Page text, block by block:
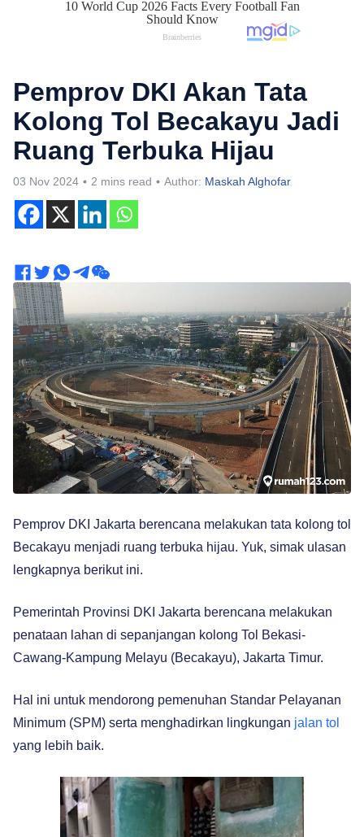
Pemprov DKI Akan Tata
Kolong Tol Becakayu Jadi
Ruang Terbuka Hijau
03 Nov 2024 2 mins read Author: Maskah Alghofar
Pemprov DKI Jakarta berencana melakukan tata kolong tol
Becakayu menjadi ruang terbuka hijau. Yuk, simak ulasan
lengkapnya berikut ini.
Pemerintah Provinsi DKI Jakarta berencana melakukan
penataan lahan di sepanjangan kolong Tol Bekasi-
Cawang-Kampung Melayu (Becakayu), Jakarta Timur.
Hal ini untuk mendorong pemenuhan Standar Pelayanan
Minimum (SPM) serta menghadirkan lingkungan jalan tol
yang lebih baik.